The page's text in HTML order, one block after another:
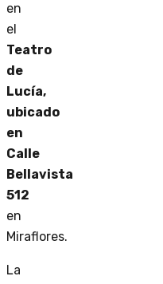
en
el
Teatro
de
Lucía,
ubicado
en
Calle
Bellavista
512
en
Miraflores.
La